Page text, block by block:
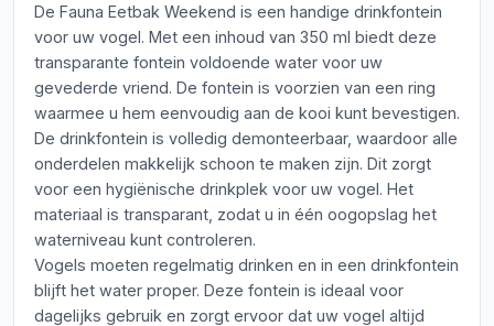
De Fauna Eetbak Weekend is een handige drinkfontein
voor uw vogel. Met een inhoud van 350 ml biedt deze
transparante fontein voldoende water voor uw
gevederde vriend. De fontein is voorzien van een ring
waarmee u hem eenvoudig aan de kooi kunt bevestigen.
De drinkfontein is volledig demonteerbaar, waardoor alle
onderdelen makkelijk schoon te maken zijn. Dit zorgt
voor een hygiënische drinkplek voor uw vogel. Het
materiaal is transparant, zodat u in één oogopslag het
waterniveau kunt controleren.
Vogels moeten regelmatig drinken en in een drinkfontein
blijft het water proper. Deze fontein is ideaal voor
dagelijks gebruik en zorgt ervoor dat uw vogel altijd